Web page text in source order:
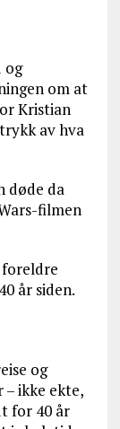
og
om at
Kristian
av hva
døde da
filmen
år siden.
og
ikke ekte,
for 40 år